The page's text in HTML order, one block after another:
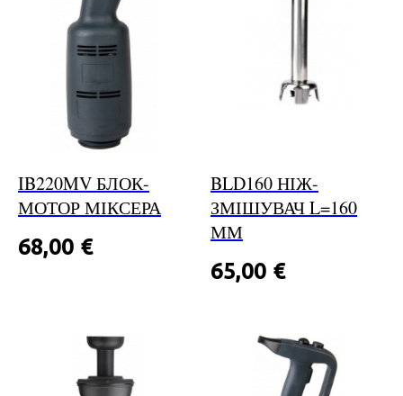
IB220MV БЛОК-
МОТОР МІКСЕРА
68,00 €
BLD160 НІЖ-
ЗМІШУВАЧ L=160
ММ
65,00 €